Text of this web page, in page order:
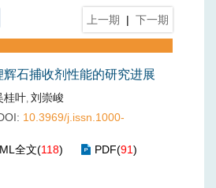
上一期 | 下一期
石捕收剂性能的研究进展
桂叶, 刘崇峻
10.3969/j.issn.1000-
全文(118) PDF(91)